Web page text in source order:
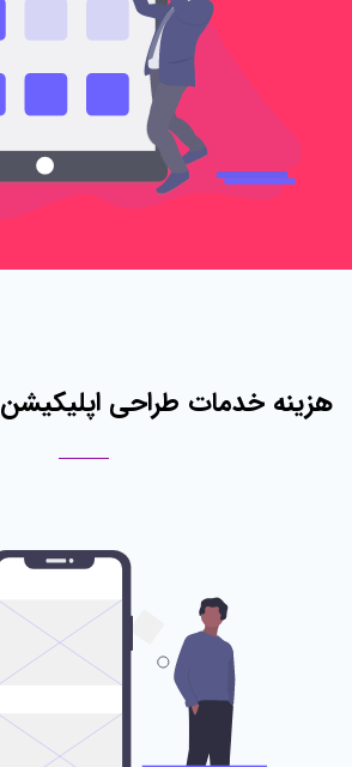
هزینه خدمات طراحی اپلیکیشن IOS در وب افرا